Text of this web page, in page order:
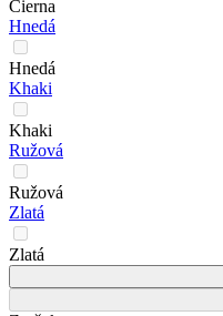
Čierna
Hnedá
Hnedá
Khaki
Khaki
Ružová
Ružová
Zlatá
Zlatá